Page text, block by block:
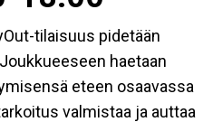
tilaisuus pidetään
haetaan
eteen osaavassa
valmistaa ja auttaa